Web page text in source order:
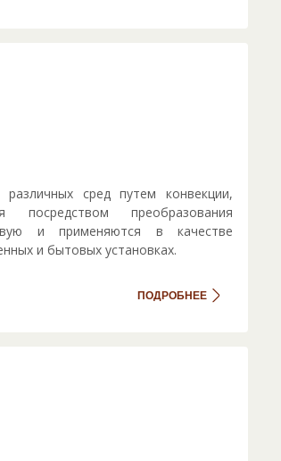
сред путем конвекции,
посредством преобразования
и применяются в качестве
и бытовых установках.
ПОДРОБНЕЕ